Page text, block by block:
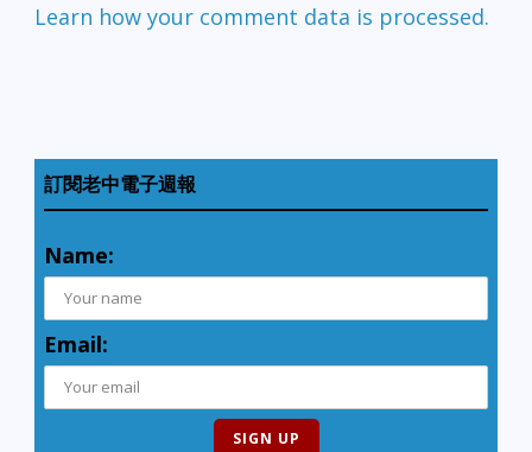
Learn how your comment data is processed.
訂閱老中電子週報
Name:
Email: